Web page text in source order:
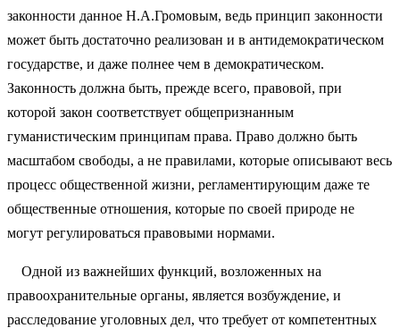
законности данное Н.А.Громовым, ведь принцип законности
может быть достаточно реализован и в антидемократическом
государстве, и даже полнее чем в демократическом.
Законность должна быть, прежде всего, правовой, при
которой закон соответствует общепризнанным
гуманистическим принципам права. Право должно быть
масштабом свободы, а не правилами, которые описывают весь
процесс общественной жизни, регламентирующим даже те
общественные отношения, которые по своей природе не
могут регулироваться правовыми нормами.
Одной из важнейших функций, возложенных на
правоохранительные органы, является возбуждение, и
расследование уголовных дел, что требует от компетентных